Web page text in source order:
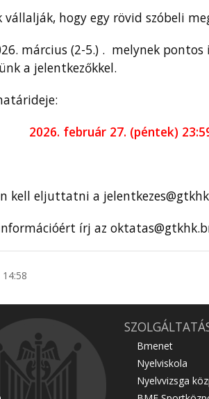
hogy egy rövid szóbeli
március (2-5.) . melynek
a jelentkezőkkel.
2026. február 27. (péntek)
kell eljuttatni a
írj az
Bmenet
Nyelviskola
Nyelvvizsga